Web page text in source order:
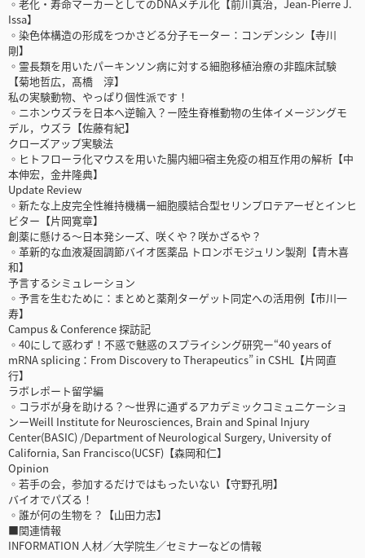
◦老化・寿命マーカーとしてのDNAメチル化【前川真治，Jean-Pierre J.
Issa】
◦染色体構造の形成をつかさどる分子モーター：コンデンシン【寺川
剛】
◦霊長類を用いたパーキンソン病に対する細胞移植治療の非臨床試験
【菊地哲広，髙橋 淳】
私の実験動物、やっぱり個性派です！
◦ニホンウズラを日本へ逆輸入？ー陸生脊椎動物の生体イメージングモ
デル，ウズラ【佐藤有紀】
クローズアップ実験法
◦ヒトフローラ化マウスを用いた腸内細菌̶宿主免疫の相互作用の解析【中
本伸宏，金井隆典】
Update Review
◦新たな上皮完全性維持機構ー細胞膜結合型セリンプロテアーゼとインヒ
ビター【片岡寛章】
創薬に懸ける～日本発シーズ、咲くや？咲かざるや？
◦革新的な血液凝固調節バイオ医薬品 トロンボモジュリン製剤【青木喜
和】
予言するシミュレーション
◦予言を生むために：まとめと薬剤ターゲット同定への活用例【市川一
寿】
Campus & Conference 探訪記
◦40にして惑わず！不惑で魅惑のスプライシング研究ー“40 years of
mRNA splicing：From Discovery to Therapeutics” in CSHL【片岡直
行】
ラボレポート留学編
◦コラボが身を助ける？～世界に通ずるアカデミックコミュニケーショ
ンーWeill Institute for Neurosciences, Brain and Spinal Injury
Center(BASIC) /Department of Neurological Surgery, University of
California, San Francisco(UCSF)【森岡和仁】
Opinion
◦若手の会，参加するだけではもったいない【守野孔明】
バイオでパズる！
◦誰が何の生物を？【山田力志】
■関連情報
INFORMATION 人材／大学院生／セミナーなどの情報